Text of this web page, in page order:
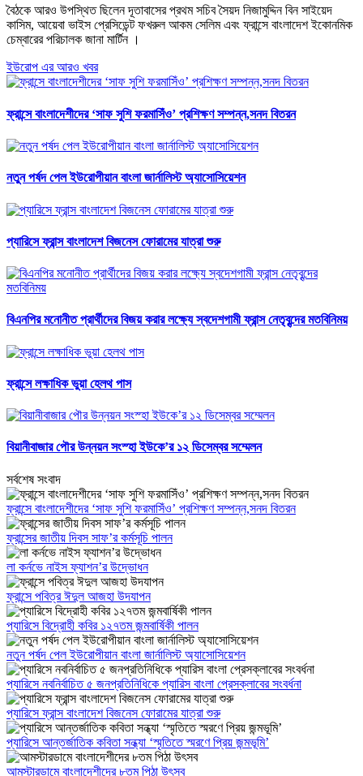
বৈঠকে আরও উপস্থিত ছিলেন দূতাবাসের প্রথম সচিব সৈয়দ নিজামুদ্দিন বিন সাইয়েদ
কাসিম, আয়েবা ভাইস প্রেসিডেন্ট ফখরুল আকম সেলিম এবং ফ্রান্সে বাংলাদেশ ইকোনমিক
চেম্বারের পরিচালক জানা মার্টিন ।
ইউরোপ এর আরও খবর
ফ্রান্সে বাংলাদেশীদের ‘সাফ সুশি ফরমাসিঁও’ প্রশিক্ষণ সম্পন্ন,সনদ বিতরন
নতুন পর্ষদ পেল ইউরোপীয়ান বাংলা জার্নালিস্ট অ্যাসোসিয়েশন
প্যারিসে ফ্রান্স বাংলাদেশ বিজনেস ফোরামের যাত্রা শুরু
বিএনপির মনোনীত প্রার্থীদের বিজয় করার লক্ষ্যে স্বদেশগামী ফ্রান্স নেতৃবৃন্দের মতবিনিময়
ফ্রান্সে লক্ষাধিক ভুয়া হেলথ পাস
বিয়ানীবাজার পৌর উন্নয়ন সংস্হা ইউকে’র ১২ ডিসেম্বর সম্মেলন
সর্বশেষ সংবাদ
ফ্রান্সে বাংলাদেশীদের ‘সাফ সুশি ফরমাসিঁও’ প্রশিক্ষণ সম্পন্ন,সনদ বিতরন
ফ্রান্সের জাতীয় দিবস সাফ’র কর্মসূচি পালন
লা কর্নভে নাইস ফ্যাশন’র উদ্ভোধন
ফ্রান্সে পবিত্র ঈদুল আজহা উদযাপন
প্যারিসে বিদ্রোহী কবির ১২৭তম জন্মবার্ষিকী পালন
নতুন পর্ষদ পেল ইউরোপীয়ান বাংলা জার্নালিস্ট অ্যাসোসিয়েশন
প্যারিসে নবনির্বাচিত ৫ জনপ্রতিনিধিকে প্যারিস বাংলা প্রেসক্লাবের সংবর্ধনা
প্যারিসে ফ্রান্স বাংলাদেশ বিজনেস ফোরামের যাত্রা শুরু
প্যারিসে আন্তর্জাতিক কবিতা সন্ধ্যা ‘স্মৃতিতে স্মরণে প্রিয় জন্মভূমি’
আমস্টারডামে বাংলাদেশীদের ৮তম পিঠা উৎসব